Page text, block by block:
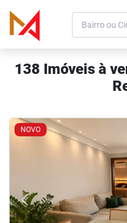
138 Imóveis à
NOVO
arrow_back_iosPrevious